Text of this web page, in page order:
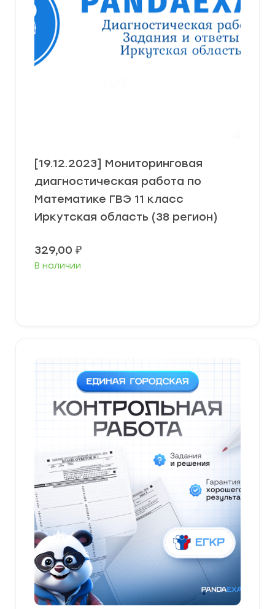
[19.12.2023] Мониторинговая
диагностическая работа по
Математике ГВЭ 11 класс
Иркутская область (38 регион)
329,00 ₽
В наличии